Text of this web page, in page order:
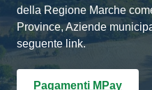
della Regione Marche
Province, Aziende
seguente link.
Pagamenti MPay